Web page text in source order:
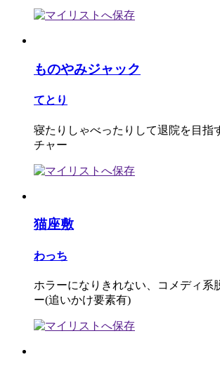
ものやみジャック
てとり
寝たりしゃべったりして退院を目指
チャー
猫座敷
わっち
ホラーになりきれない、コメディ系
ー(追いかけ要素有)